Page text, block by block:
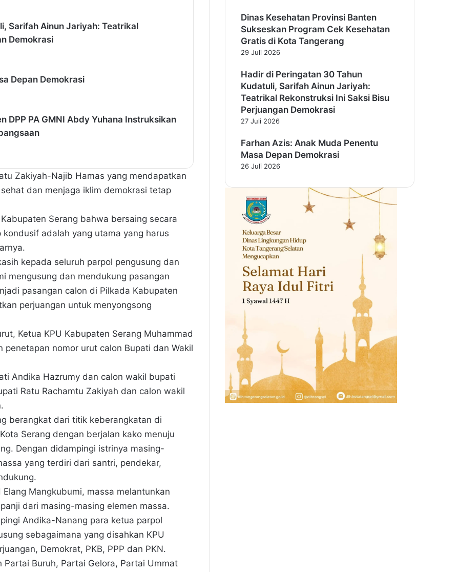
Sarifah Ainun Jariyah: Teatrikal
Demokrasi
Depan Demokrasi
DPP PA GMNI Abdy Yuhana Instruksikan
Zakiyah-Najib Hamas yang mendapatkan
dan menjaga iklim demokrasi tetap
Serang bahwa bersaing secara
adalah yang utama yang harus
kepada seluruh parpol pengusung dan
mengusung dan mendukung pasangan
pasangan calon di Pilkada Kabupaten
perjuangan untuk menyongsong
Ketua KPU Kabupaten Serang Muhammad
nomor urut calon Bupati dan Wakil
Andika Hazrumy dan calon wakil bupati
Ratu Rachamtu Zakiyah dan calon wakil
berangkat dari titik keberangkatan di
Serang dengan berjalan kako menuju
Dengan didampingi istrinya masing-
yang terdiri dari santri, pendekar,
Mangkubumi, massa melantunkan
dari masing-masing elemen massa.
Andika-Nanang para ketua parpol
sebagaimana yang disahkan KPU
Demokrat, PKB, PPP dan PKN.
Buruh, Partai Gelora, Partai Ummat
Dinas Kesehatan Provinsi Banten
Sukseskan Program Cek Kesehatan
Gratis di Kota Tangerang
29 Juli 2026
Hadir di Peringatan 30 Tahun
Kudatuli, Sarifah Ainun Jariyah:
Teatrikal Rekonstruksi Ini Saksi Bisu
Perjuangan Demokrasi
27 Juli 2026
Farhan Azis: Anak Muda Penentu
Masa Depan Demokrasi
26 Juli 2026